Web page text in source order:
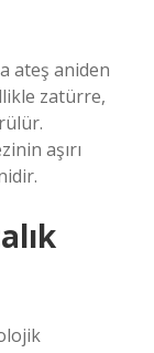
ateş aniden
zatürre,
aşırı